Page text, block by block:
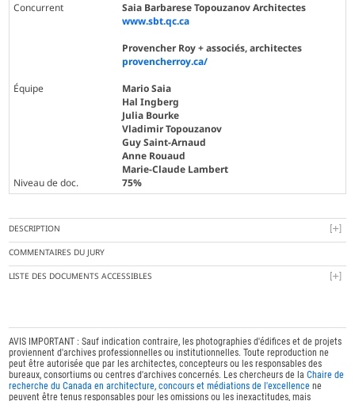
Concurrent
Saia Barbarese Topouzanov Architectes
www.sbt.qc.ca
Provencher Roy + associés, architectes
provencherroy.ca/
Équipe
Mario Saia
Hal Ingberg
Julia Bourke
Vladimir Topouzanov
Guy Saint-Arnaud
Anne Rouaud
Marie-Claude Lambert
Niveau de doc.
75%
DESCRIPTION
COMMENTAIRES DU JURY
LISTE DES DOCUMENTS ACCESSIBLES
AVIS IMPORTANT : Sauf indication contraire, les photographies d'édifices et de projets
proviennent d'archives professionnelles ou institutionnelles. Toute reproduction ne
peut être autorisée que par les architectes, concepteurs ou les responsables des
bureaux, consortiums ou centres d'archives concernés. Les chercheurs de laChaire de
recherche du Canada en architecture, concours et médiations de l'excellence ne
peuvent être tenus responsables pour les omissions ou les inexactitudes, mais